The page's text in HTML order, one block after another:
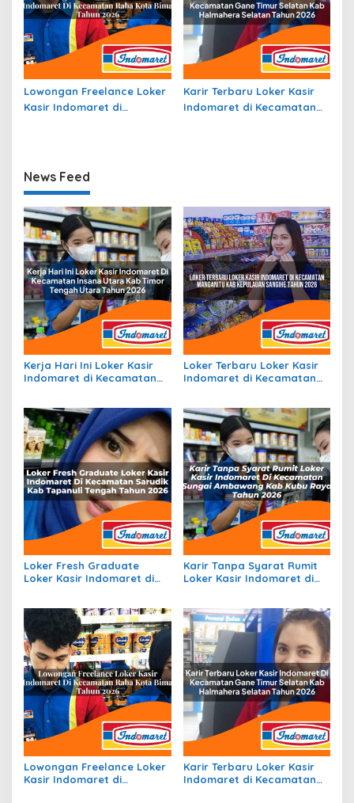
Lowongan Freelance Loker
Kasir Indomaret di
Karir Terbaru Loker Kasir
Indomaret di Kecamatan
News Feed
Kerja Hari Ini Loker Kasir
Indomaret di Kecamatan
Loker Terbaru Loker Kasir
Indomaret di Kecamatan
Loker Fresh Graduate
Loker Kasir Indomaret di
2026
Karir Tanpa Syarat Rumit
Loker Kasir Indomaret di
Raya Tahun 2026
Lowongan Freelance Loker
Kasir Indomaret di
Karir Terbaru Loker Kasir
Indomaret di Kecamatan